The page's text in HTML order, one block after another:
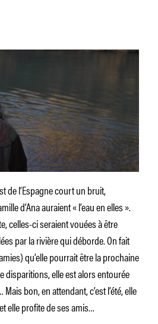
de l’Espagne court un bruit,
d’Ana auraient « l’eau en elles ».
celles-ci seraient vouées à être
par la rivière qui déborde. On fait
qu’elle pourrait être la prochaine
disparitions, elle est alors entourée
bon, en attendant, c’est l’été, elle
elle profite de ses amis…